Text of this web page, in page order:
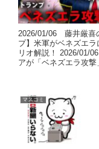
2026/01/06 藤井厳喜
プ】米軍がベネズエ
リオ解説！ 2026/01/
アが「ベネズエラ攻撃
マスコミ